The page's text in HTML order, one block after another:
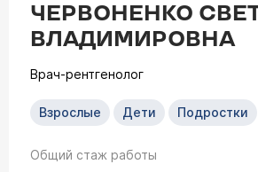
ЧЕРВОНЕНКО
ВЛАДИМИРОВНА
Врач-рентгенолог
Взрослые Дети Подростки
Общий стаж работы